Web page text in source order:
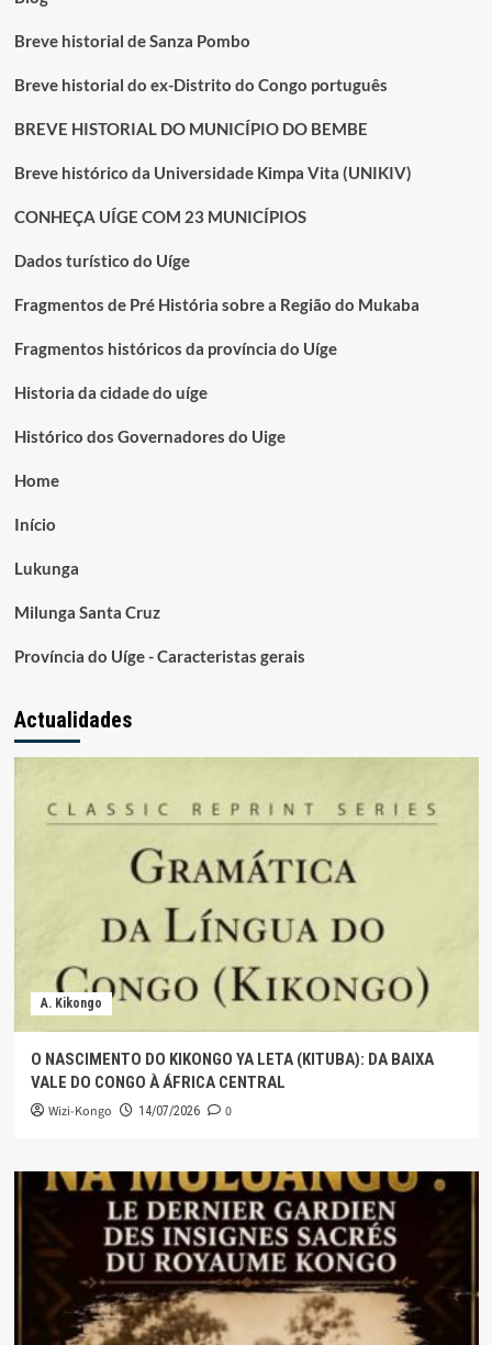
Breve historial de Sanza Pombo
Breve historial do ex-Distrito do Congo português
BREVE HISTORIAL DO MUNICÍPIO DO BEMBE
Breve histórico da Universidade Kimpa Vita (UNIKIV)
CONHEÇA UÍGE COM 23 MUNICÍPIOS
Dados turístico do Uíge
Fragmentos de Pré História sobre a Região do Mukaba
Fragmentos históricos da província do Uíge
Historia da cidade do uíge
Histórico dos Governadores do Uige
Home
Início
Lukunga
Milunga Santa Cruz
Província do Uíge - Caracteristas gerais
Actualidades
A. Kikongo
O NASCIMENTO DO KIKONGO YA LETA (KITUBA): DA BAIXA
VALE DO CONGO À ÁFRICA CENTRAL
Wizi-Kongo 14/07/2026 0